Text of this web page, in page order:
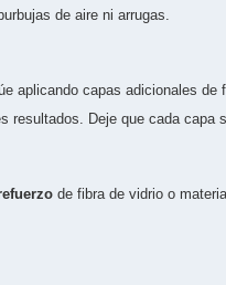
de aire ni arrugas.
aplicando capas adicionales
resultados. Deje que cada capa
de fibra de vidrio o